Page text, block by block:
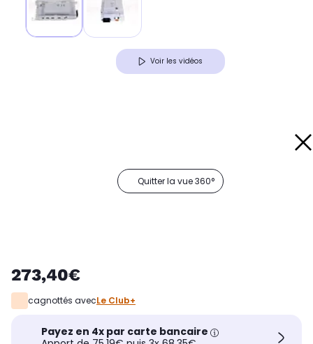
Voir les vidéos
Quitter la vue 360°
273,40€
cagnottés avecLe Club+
Payez en 4x par carte bancaire